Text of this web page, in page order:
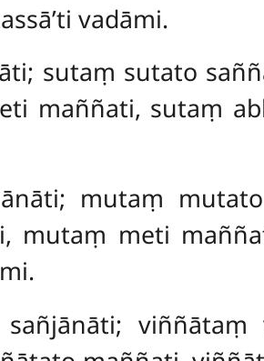
vadāmi.
sutaṃ sutato
maññati, sutaṃ
mutaṃ
mutaṃ meti
sañjānāti;